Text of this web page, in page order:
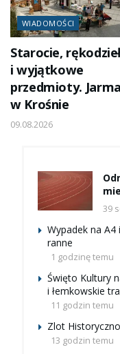
WIADOMOŚCI
Starocie,
i wyjątkowe
przedmioty.
w Krośnie
09.08.2026
39
Wypadek na A4
ranne
1 godzinę temu
Święto Kultury
i łemkowskie
11 godzin temu
Zlot
13 godzin temu